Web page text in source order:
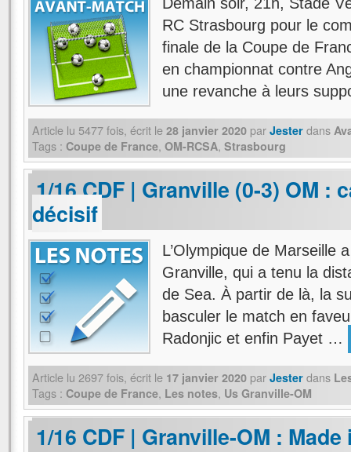
RC Strasbourg pour le
finale de la Coupe de
en championnat contre
une revanche à leurs
Article lu 5477fois, écrit le 28 janvier 2020 par Jester dans
Tags : Coupe de France, OM-RCSA, Strasbourg
1/16 CDF | Granville (0-3) OM :
décisif
L’Olympique de Marseille
Granville, qui a tenu la
de Sea. À partir de là, la
basculer le match en
Radonjic et enfin Payet …
Article lu 2697fois, écrit le 17 janvier 2020 par Jester dans
Tags : Coupe de France, Les notes, Us Granville-OM
1/16 CDF | Granville-OM :